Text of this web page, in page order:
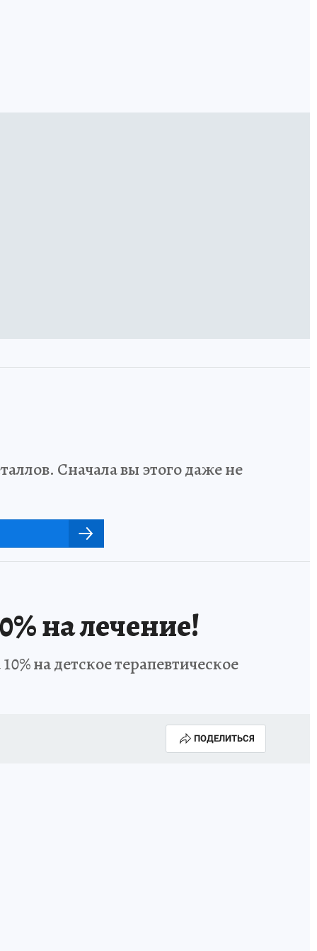
Сначала вы этого даже не
на лечение!
на детское терапевтическое
ПОДЕЛИТЬСЯ